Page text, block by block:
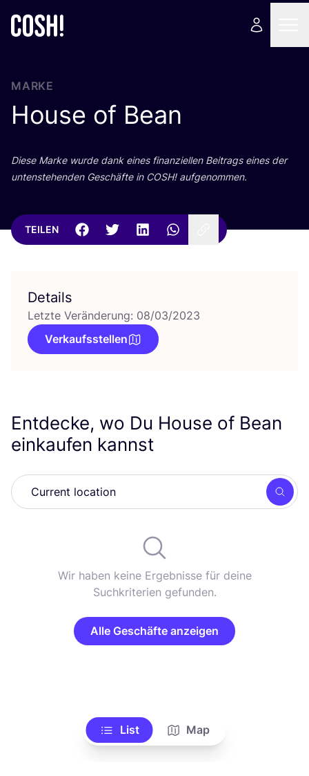
MARKE
House of Bean
Die­se Mar­ke wur­de dank eines finan­zi­el­len Bei­trags eines der
unten­ste­hen­den Geschäf­te in COSH! aufgenommen.
TEILEN
Details
Letzte Veränderung: 08/03/2023
Verkaufsstellen
Entdecke, wo Du House of Bean
einkaufen kannst
Wir haben keine Ergebnisse für deine
Suchkriterien gefunden.
Alle Geschäfte anzeigen
List Map